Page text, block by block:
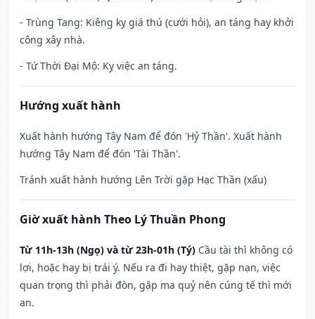
- Trùng Tang: Kiêng kỵ giá thú (cưới hỏi), an táng hay khởi
công xây nhà.
- Tứ Thời Đại Mộ: Kỵ việc an táng.
Hướng xuất hành
Xuất hành hướng Tây Nam để đón 'Hỷ Thần'. Xuất hành
hướng Tây Nam để đón 'Tài Thần'.
Tránh xuất hành hướng Lên Trời gặp Hạc Thần (xấu)
Giờ xuất hành Theo Lý Thuần Phong
Từ 11h-13h (Ngọ) và từ 23h-01h (Tý) Cầu tài thì không có
lợi, hoặc hay bị trái ý. Nếu ra đi hay thiệt, gặp nạn, việc
quan trọng thì phải đòn, gặp ma quỷ nên cúng tế thì mới
an.